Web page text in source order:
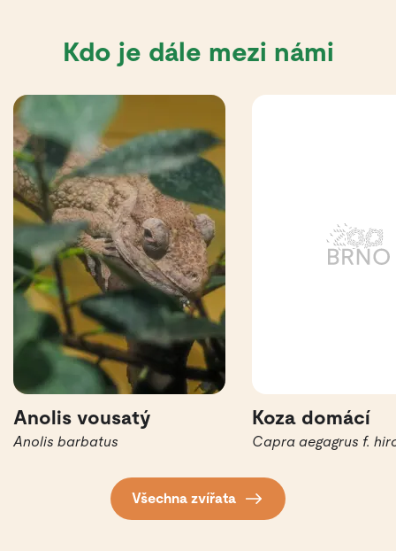
Kdo je dále mezi námi
Anolis vousatý
Anolis barbatus
Koza domácí
Capra aegagrus f.
Všechna zvířata